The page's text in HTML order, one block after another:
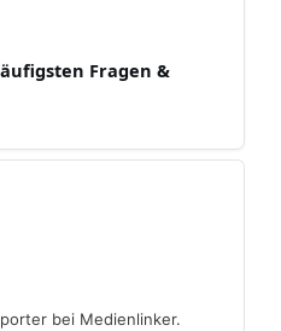
Fragen &
bei Medienlinker.